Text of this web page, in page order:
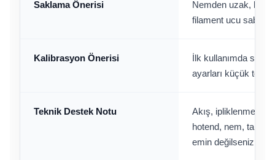
Saklama Önerisi
Nemden uzak, kuru
filament ucu
Kalibrasyon Önerisi
İlk kullanımda
ayarları küçük test
Teknik Destek Notu
Akış, ipliklenme
hotend, nem, tabla
emin değilseniz